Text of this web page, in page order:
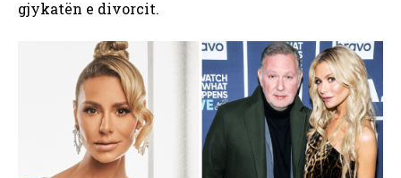
gjykatën e divorcit.